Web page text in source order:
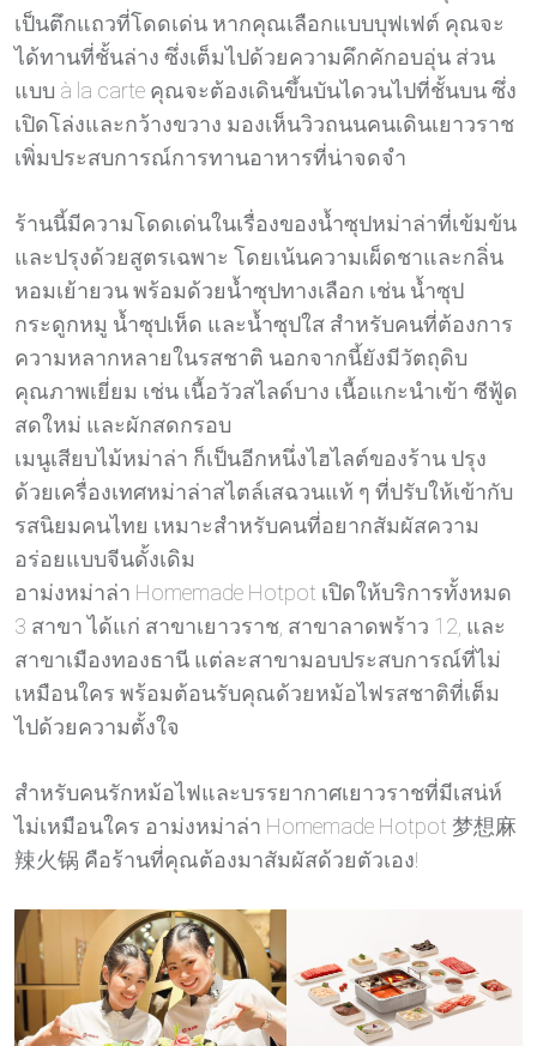
เป็นตึกแถวที่โดดเด่น หากคุณเลือกแบบบุฟเฟต์ คุณจะ
ได้ทานที่ชั้นล่าง ซึ่งเต็มไปด้วยความคึกคักอบอุ่น ส่วน
แบบ à la carte คุณจะต้องเดินขึ้นบันไดวนไปที่ชั้นบน ซึ่ง
เปิดโล่งและกว้างขวาง มองเห็นวิวถนนคนเดินเยาวราช
เพิ่มประสบการณ์การทานอาหารที่น่าจดจำ
ร้านนี้มีความโดดเด่นในเรื่องของน้ำซุปหม่าล่าที่เข้มข้น
และปรุงด้วยสูตรเฉพาะ โดยเน้นความเผ็ดชาและกลิ่น
หอมเย้ายวน พร้อมด้วยน้ำซุปทางเลือก เช่น น้ำซุป
กระดูกหมู น้ำซุปเห็ด และน้ำซุปใส สำหรับคนที่ต้องการ
ความหลากหลายในรสชาติ นอกจากนี้ยังมีวัตถุดิบ
คุณภาพเยี่ยม เช่น เนื้อวัวสไลด์บาง เนื้อแกะนำเข้า ซีฟู้ด
สดใหม่ และผักสดกรอบ
เมนูเสียบไม้หม่าล่า ก็เป็นอีกหนึ่งไฮไลต์ของร้าน ปรุง
ด้วยเครื่องเทศหม่าล่าสไตล์เสฉวนแท้ ๆ ที่ปรับให้เข้ากับ
รสนิยมคนไทย เหมาะสำหรับคนที่อยากสัมผัสความ
อร่อยแบบจีนดั้งเดิม
อาม่งหม่าล่า Homemade Hotpot เปิดให้บริการทั้งหมด
3 สาขา ได้แก่ สาขาเยาวราช, สาขาลาดพร้าว 12, และ
สาขาเมืองทองธานี แต่ละสาขามอบประสบการณ์ที่ไม่
เหมือนใคร พร้อมต้อนรับคุณด้วยหม้อไฟรสชาติที่เต็ม
ไปด้วยความตั้งใจ
สำหรับคนรักหม้อไฟและบรรยากาศเยาวราชที่มีเสน่ห์
ไม่เหมือนใคร อาม่งหม่าล่า Homemade Hotpot 梦想麻
辣火锅 คือร้านที่คุณต้องมาสัมผัสด้วยตัวเอง!